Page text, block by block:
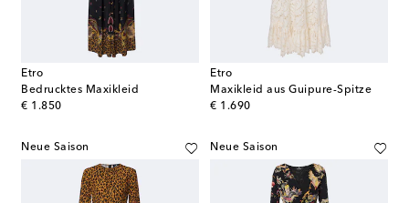
Etro
Bedrucktes Maxikleid
€ 1.850
original price
Etro
Maxikleid aus Guipure-Spitze
€ 1.690
original price
Neue Saison Neue Saison